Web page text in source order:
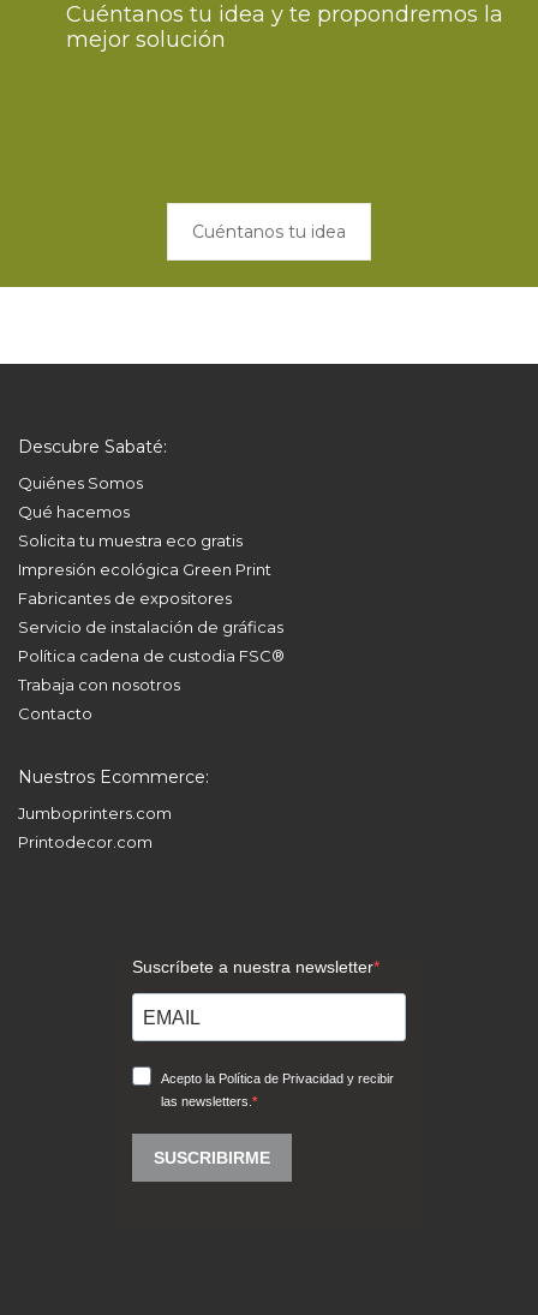
Cuéntanos tu idea y te propondremos la
mejor solución
Cuéntanos tu idea
Descubre Sabaté:
Quiénes Somos
Qué hacemos
Solicita tu muestra eco gratis
Impresión ecológica Green Print
Fabricantes de expositores
Servicio de instalación de gráficas
Política cadena de custodia FSC®
Trabaja con nosotros
Contacto
Nuestros Ecommerce:
Jumboprinters.com
Printodecor.com